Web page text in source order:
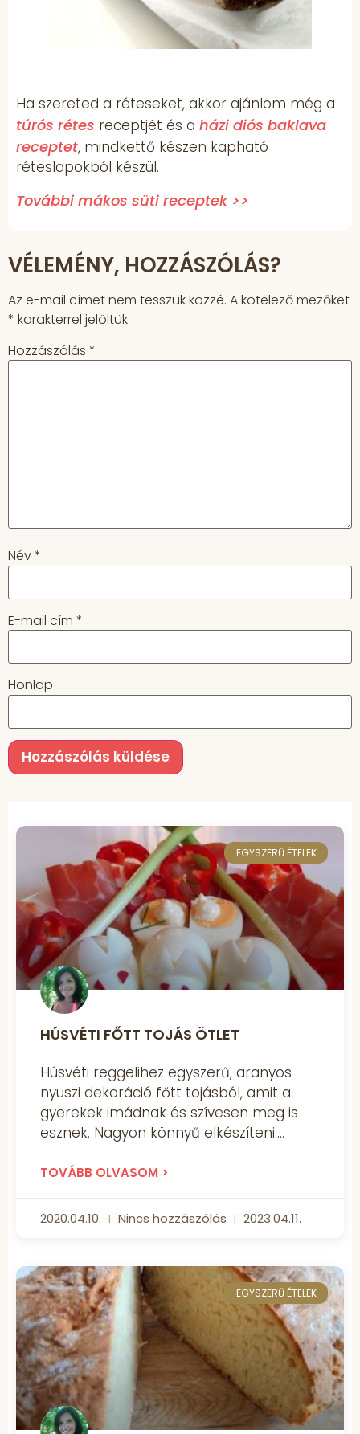
Ha szereted a réteseket, akkor ajánlom még a
túrós rétes receptjét és a házi diós baklava
receptet, mindkettő készen kapható
réteslapokból készül.
További mákos süti receptek >>
VÉLEMÉNY, HOZZÁSZÓLÁS?
Az e-mail címet nem tesszük közzé. A kötelező mezőket
* karakterrel jelöltük
Hozzászólás *
Név*
E-mail cím *
Honlap
EGYSZERŰ ÉTELEK
HÚSVÉTI FŐTT TOJÁS ÖTLET
Húsvéti reggelihez egyszerű, aranyos
nyuszi dekoráció főtt tojásból, amit a
gyerekek imádnak és szívesen meg is
esznek. Nagyon könnyű elkészíteni.
TOVÁBB OLVASOM >
2020.04.10. Nincs hozzászólás 2023.04.11.
EGYSZERŰ ÉTELEK